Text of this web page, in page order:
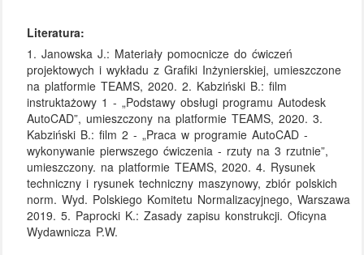
Literatura:
1. Janowska J.: Materiały pomocnicze do ćwiczeń
projektowych i wykładu z Grafiki Inżynierskiej, umieszczone
na platformie TEAMS, 2020. 2. Kabziński B.: film
instruktażowy 1 - „Podstawy obsługi programu Autodesk
AutoCAD”, umieszczony na platformie TEAMS, 2020. 3.
Kabziński B.: film 2 - „Praca w programie AutoCAD -
wykonywanie pierwszego ćwiczenia - rzuty na 3 rzutnie”,
umieszczony. na platformie TEAMS, 2020. 4. Rysunek
techniczny i rysunek techniczny maszynowy, zbiór polskich
norm. Wyd. Polskiego Komitetu Normalizacyjnego, Warszawa
2019. 5. Paprocki K.: Zasady zapisu konstrukcji. Oficyna
Wydawnicza P.W.